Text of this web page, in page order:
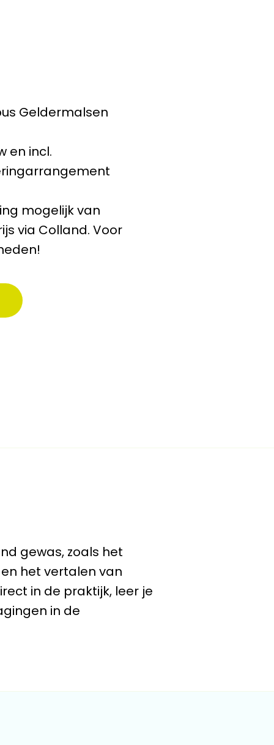
Geldermalsen
en incl.
mogelijk van
via Colland. Voor
gewas, zoals het
het vertalen van
in de praktijk, leer je
in de